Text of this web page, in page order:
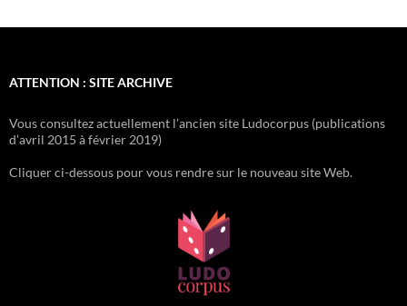
ATTENTION : SITE ARCHIVE
Vous consultez actuellement l’ancien site Ludocorpus (publications
d’avril 2015 à février 2019)
Cliquer ci-dessous pour vous rendre sur le nouveau site Web.